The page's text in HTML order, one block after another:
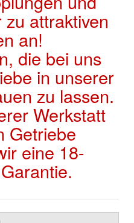
attraktiven
an!
die bei uns
in unserer
zu lassen.
Werkstatt
Getriebe
eine 18-